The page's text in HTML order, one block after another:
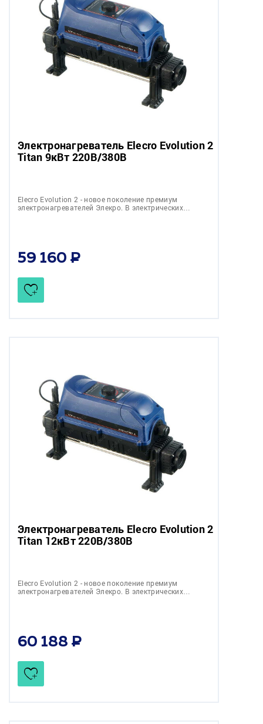
Электронагреватель Elecro Evolution 2
Titan 9кВт 220В/380В
Elecro Evolution 2 - новое поколение премиум
электронагревателей Элекро. В электрических…
59 160
Электронагреватель Elecro Evolution 2
Titan 12кВт 220В/380В
Elecro Evolution 2 - новое поколение премиум
электронагревателей Элекро. В электрических…
60 188